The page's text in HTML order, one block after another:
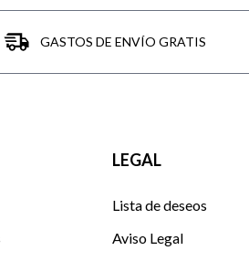
GASTOS DE ENVÍO GRATIS
LEGAL
Lista de deseos
Aviso Legal